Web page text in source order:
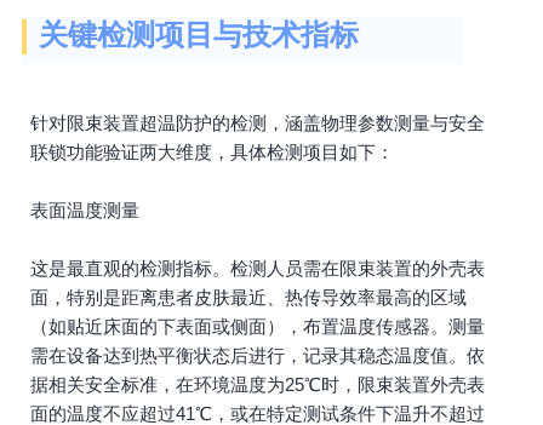
关键检测项目与技术指标
针对限束装置超温防护的检测，涵盖物理参数测量与安全
联锁功能验证两大维度，具体检测项目如下：
表面温度测量
这是最直观的检测指标。检测人员需在限束装置的外壳表
面，特别是距离患者皮肤最近、热传导效率最高的区域
（如贴近床面的下表面或侧面），布置温度传感器。测量
需在设备达到热平衡状态后进行，记录其稳态温度值。依
据相关安全标准，在环境温度为25℃时，限束装置外壳表
面的温度不应超过41℃，或在特定测试条件下温升不超过